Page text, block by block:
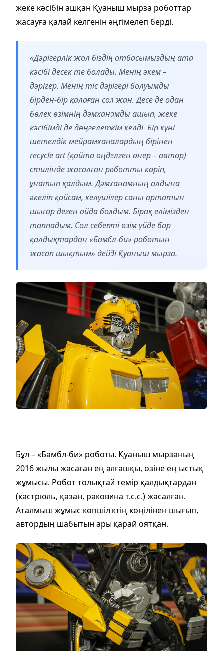
жеке кәсібін ашқан Қуаныш мырза роботтар
жасауға қалай келгенін әңгімелеп берді.
«Дәрігерлік жол біздің отбасымыздың ата
кәсібі десек те болады. Менің әкем –
дәрігер. Менің тіс дәрігері болуымды
бірден-бір қалаған сол жан. Десе де одан
бөлек өзімнің дәмханамды ашып, жеке
кәсібімді де дөңгелеткім келді. Бір күні
шетелдік мейрамханалардың бірінен
recycle art(қайта өңделген өнер – автор)
стилінде жасалған роботты көріп,
ұнатып қалдым. Дәмханамның алдына
әкеліп қойсам, келушілер саны артатын
шығар деген ойда болдым. Бірақ елімізден
таппадым. Сол себепті өзім үйде бар
қалдықтардан «Бамбл-би» роботын
жасап шықтым» дейді Қуаныш мырза.
Бұл – «Бамбл-би» роботы. Қуаныш мырзаның
2016 жылы жасаған ең алғашқы, өзіне ең ыстық
жұмысы. Робот толықтай темір қалдықтардан
(кастрюль, қазан, раковина т.с.с.) жасалған.
Аталмыш жұмыс көпшіліктің көңілінен шығып,
автордың шабытын ары қарай оятқан.